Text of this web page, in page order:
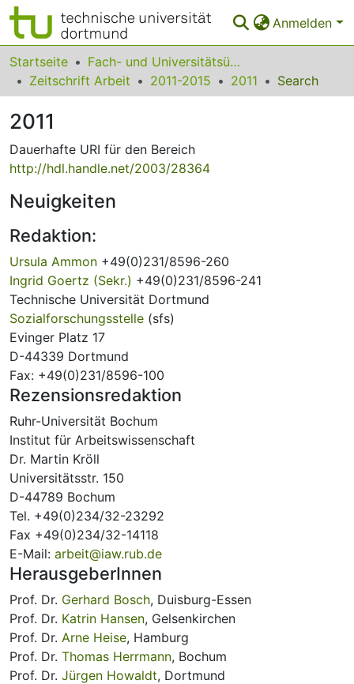
Anmelden
Bereiche & Sammlungen
Das gesamte Repositorium
Statistiken
FAQ
Startseite
Fach- und Universitätsübergreifendes
Zeitschrift Arbeit
2011-2015 2011 Search
2011
Dauerhafte URI für den Bereich
http://hdl.handle.net/2003/28364
Neuigkeiten
Redaktion:
Ursula Ammon +49(0)231/8596-260
Ingrid Goertz (Sekr.) +49(0)231/8596-241
Technische Universität Dortmund
Sozialforschungsstelle (sfs)
Evinger Platz 17
D-44339 Dortmund
Fax: +49(0)231/8596-100
Rezensionsredaktion
Ruhr-Universität Bochum
Institut für Arbeitswissenschaft
Dr. Martin Kröll
Universitätsstr. 150
D-44789 Bochum
Tel. +49(0)234/32-23292
Fax +49(0)234/32-14118
E-Mail: arbeit@iaw.rub.de
HerausgeberInnen
Prof. Dr. Gerhard Bosch, Duisburg-Essen
Prof. Dr. Katrin Hansen, Gelsenkirchen
Prof. Dr. Arne Heise, Hamburg
Prof. Dr. Thomas Herrmann, Bochum
Prof. Dr. Jürgen Howaldt, Dortmund